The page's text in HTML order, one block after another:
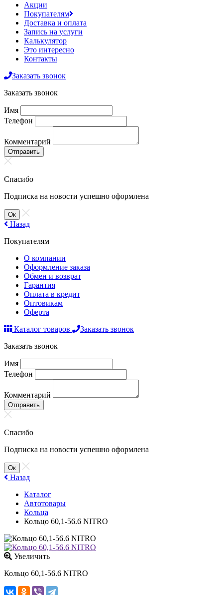
Акции
Покупателям
Доставка и оплата
Запись на услуги
Калькулятор
Это интересно
Контакты
Заказать звонок
Заказать звонок
Имя
Телефон
Комментарий
Отправить
Спасибо
Подписка на новости успешно оформлена
Ок
Назад
Покупателям
О компании
Оформление заказа
Обмен и возврат
Гарантия
Оплата в кредит
Оптовикам
Оферта
Каталог товаров
Заказать звонок
Заказать звонок
Имя
Телефон
Комментарий
Отправить
Спасибо
Подписка на новости успешно оформлена
Ок
Назад
Каталог
Автотовары
Кольца
Кольцо 60,1-56.6 NITRO
Увеличить
Кольцо 60,1-56.6 NITRO